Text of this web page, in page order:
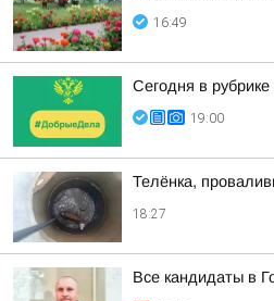
16:49
Сегодня в
19:00
Телёнка,
18:27
Все кандидаты в